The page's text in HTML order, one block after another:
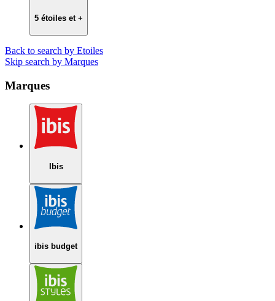
5 étoiles et +
Back to search by Etoiles
Skip search by Marques
Marques
Ibis
ibis budget